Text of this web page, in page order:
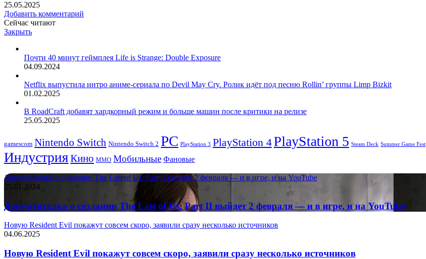
25.05.2025
Добавить комментарий
Сейчас читают
Закрыть
Почти 40 минут геймплея Life is Strange: Double Exposure
04.09.2024
Netflix выпустила интро аниме-сериала по Devil May Cry. Ролик идёт под песню Rollin’ группы Limp Bizkit
01.02.2025
В RoadCraft добавят хардкорный режим и больше машин после критики на релизе
25.05.2025
gamescom Nintendo Switch Nintendo Switch 2 PC PlayStation 3 PlayStation 4PlayStation 5 Steam Deck Summer Game Fest
ИндустрияКино ММО Мобильные Фановые
Документалка о создании The Last of Us: Part II выйдет 2 февраля — и в игре, и на YouTube
25.01.2024
Документалка о создании The Last of Us: Part II выйдет 2 февраля — и в игре, и на YouTube
Новую Resident Evil покажут совсем скоро, заявили сразу несколько источников
04.06.2025
Новую Resident Evil покажут совсем скоро, заявили сразу несколько источников